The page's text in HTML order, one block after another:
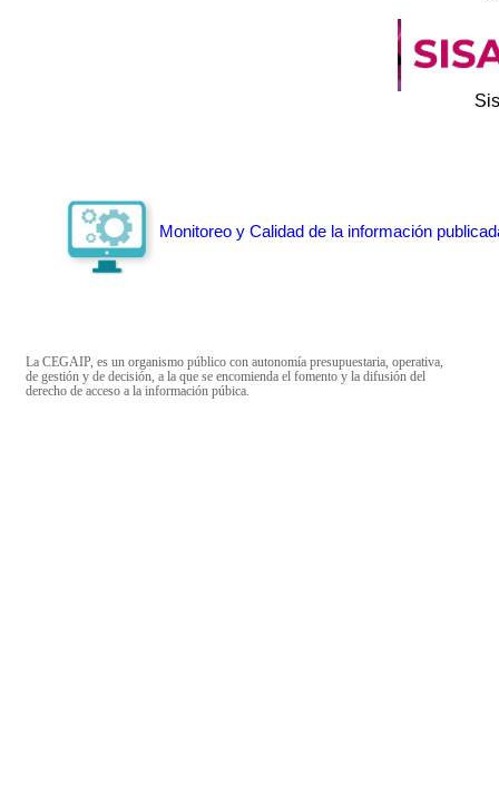
Monitoreo y Calidad de la información
La CEGAIP, es un organismo público con autonomía presupuestaria, operativa,
de gestión y de decisión, a la que se encomienda el fomento y la difusión del
derecho de acceso a la información púbica.